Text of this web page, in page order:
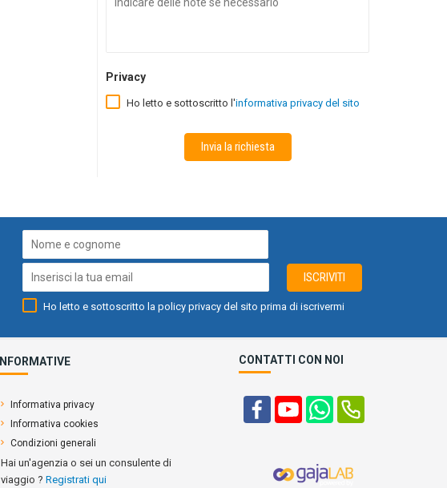
Privacy
Ho letto e sottoscritto l'informativa privacy del sito
Invia la richiesta
ISCRIVITI
Ho letto e sottoscritto la policy privacy del sito prima di iscrivermi
CONTATTI CON NOI
INFORMATIVE
Informativa privacy
Informativa cookies
Condizioni generali
Hai un'agenzia o sei un consulente di
viaggio ? Registrati qui